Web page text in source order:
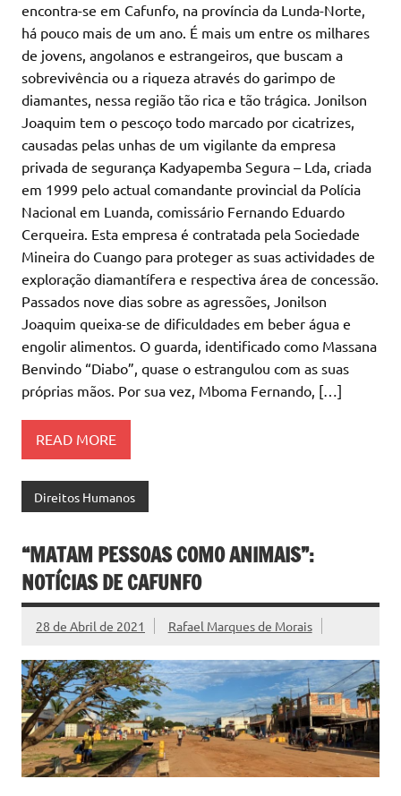
encontra-se em Cafunfo, na província da Lunda-Norte,
há pouco mais de um ano. É mais um entre os milhares
de jovens, angolanos e estrangeiros, que buscam a
sobrevivência ou a riqueza através do garimpo de
diamantes, nessa região tão rica e tão trágica. Jonilson
Joaquim tem o pescoço todo marcado por cicatrizes,
causadas pelas unhas de um vigilante da empresa
privada de segurança Kadyapemba Segura – Lda, criada
em 1999 pelo actual comandante provincial da Polícia
Nacional em Luanda, comissário Fernando Eduardo
Cerqueira. Esta empresa é contratada pela Sociedade
Mineira do Cuango para proteger as suas actividades de
exploração diamantífera e respectiva área de concessão.
Passados nove dias sobre as agressões, Jonilson
Joaquim queixa-se de dificuldades em beber água e
engolir alimentos. O guarda, identificado como Massana
Benvindo “Diabo”, quase o estrangulou com as suas
próprias mãos. Por sua vez, Mboma Fernando, […]
READ MORE
Direitos Humanos
“MATAM PESSOAS COMO ANIMAIS”:
NOTÍCIAS DE CAFUNFO
28 de Abril de 2021 Rafael Marques de Morais